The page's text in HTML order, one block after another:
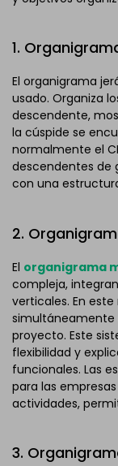
1.
El organigrama
usado. Organiza
descendente,
la cúspide se
normalmente el
descendentes de
con una
2.
El organigrama
compleja,
verticales. En
simultáneamente
proyecto. Este
flexibilidad y
funcionales. Las
para las
actividades,
3.